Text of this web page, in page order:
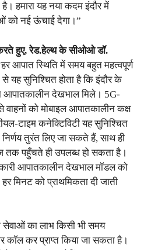
हमारा यह नया कदम इंदौर में
को नई ऊंचाई देगा।”
हुए, रेड.हेल्थ के सीओओ डॉ.
आपात स्थिति में समय बहुत महत्वपूर्ण
से यह सुनिश्चित होता है कि इंदौर के
आपातकालीन देखभाल मिले। 5G-
को मोबाइल आपातकालीन कक्ष
टाइम कनेक्टिविटी यह सुनिश्चित
तुरंत लिए जा सकते हैं, साथ ही
तक पहुँचते ही उपलब्ध हो सकता है।
आपातकालीन देखभाल मॉडल को
मिनट को प्राथमिकता दी जाती
सेवाओं का लाभ किसी भी समय
कॉल कर प्राप्त किया जा सकता है।